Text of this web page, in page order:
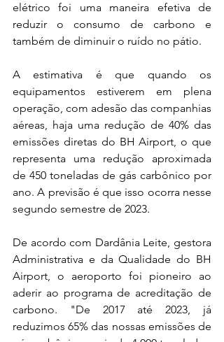
elétrico foi uma maneira efetiva de
reduzir o consumo de carbono e
também de diminuir o ruído no pátio.
A estimativa é que quando os
equipamentos estiverem em plena
operação, com adesão das companhias
aéreas, haja uma redução de 40% das
emissões diretas do BH Airport, o que
representa uma redução aproximada
de 450 toneladas de gás carbônico por
ano. A previsão é que isso ocorra nesse
segundo semestre de 2023.
De acordo com Dardânia Leite, gestora
Administrativa e da Qualidade do BH
Airport, o aeroporto foi pioneiro ao
aderir ao programa de acreditação de
carbono. "De 2017 até 2023, já
reduzimos 65% das nossas emissões de